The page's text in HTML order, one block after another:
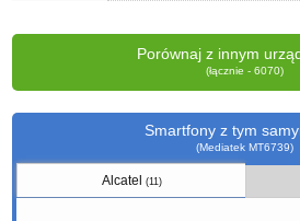
Porównaj z innym
(łącznie - 6070)
Smartfony z tym
(Mediatek MT6739)
Alcatel (11)